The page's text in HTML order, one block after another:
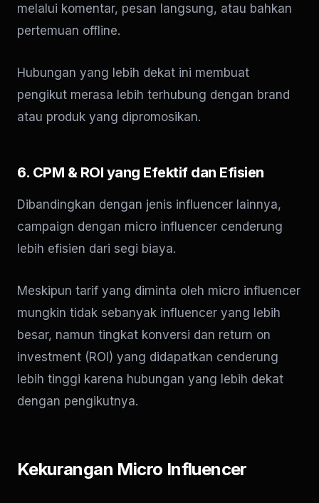
melalui komentar, pesan langsung, atau bahkan
pertemuan offline.
Hubungan yang lebih dekat ini membuat
pengikut merasa lebih terhubung dengan brand
atau produk yang dipromosikan.
6. CPM & ROI yang Efektif dan Efisien
Dibandingkan dengan jenis influencer lainnya,
campaign dengan micro influencer cenderung
lebih efisien dari segi biaya.
Meskipun tarif yang diminta oleh micro influencer
mungkin tidak sebanyak influencer yang lebih
besar, namun tingkat konversi dan return on
investment (ROI) yang didapatkan cenderung
lebih tinggi karena hubungan yang lebih dekat
dengan pengikutnya.
Kekurangan Micro Influencer